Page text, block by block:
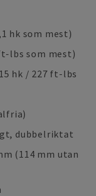
hk som mest)
lbs som mest)
hk / 227 ft-lbs
dubbelriktat
(114 mm utan